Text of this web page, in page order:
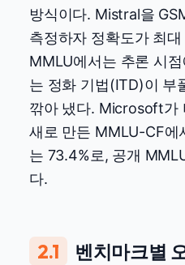
방식이다. Mistral을
측정하자 정확도가 최
MMLU에서는 추론 시
는 정화 기법(ITD)이 부
깎아 냈다. Microsoft가
새로 만든 MMLU-CF에
는 73.4%로, 공개
다.
2.1 벤치마크별